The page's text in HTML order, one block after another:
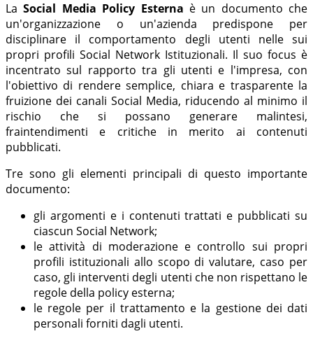
LaSocial Media Policy Esterna è un documento che
un'organizzazione o un'azienda predispone per
disciplinare il comportamento degli utenti nelle sui
propri profili Social Network Istituzionali. Il suo focus è
incentrato sul rapporto tra gli utenti e l'impresa, con
l'obiettivo di rendere semplice, chiara e trasparente la
fruizione dei canali Social Media, riducendo al minimo il
rischio che si possano generare malintesi,
fraintendimenti e critiche in merito ai contenuti
pubblicati.
Tre sono gli elementi principali di questo importante
documento:
gli argomenti e i contenuti trattati e pubblicati su
ciascun Social Network;
le attività di moderazione e controllo sui propri
profili istituzionali allo scopo di valutare, caso per
caso, gli interventi degli utenti che non rispettano le
regole della policy esterna;
le regole per il trattamento e la gestione dei dati
personali forniti dagli utenti.